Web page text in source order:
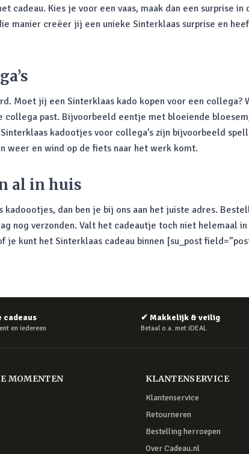
cadeau. Kies je voor een vaas, maak dan een surprise
manier creëer jij een unieke Sinterklaas surprise en
Moet jij een Sinterklaas kado kopen voor een collega?
past. Bijvoorbeeld eentje met bloeiende
kadootjes voor collega’s zijn bijvoorbeeld
weer en wind op de fiets naar het werk komt.
al in huis
dan ben je bij ons aan het juiste adres.
nog verzonden. Valt het cadeautje toch niet helemaal
kunt het Sinterklaas cadeau binnen [su_post
cadeaus
en iedereen
✔ Makkelijk & veilig
Betaal o.a. met iDEAL
MOMENTEN KLANTENSERVICE
Klantenservice
Retourneren
Bestelling herroepen
Over Cadeau.nl